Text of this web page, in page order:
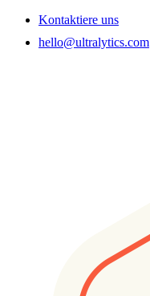
Kontaktiere uns
hello@ultralytics.com